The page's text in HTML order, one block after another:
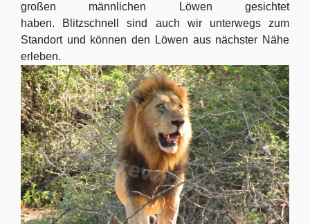
großen männlichen Löwen gesichtet
haben. Blitzschnell sind auch wir unterwegs zum
Standort und können den Löwen aus nächster Nähe
erleben.